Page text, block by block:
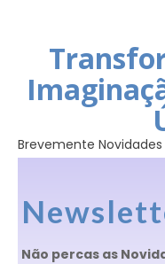
Brevemente Novidades
Não percas as